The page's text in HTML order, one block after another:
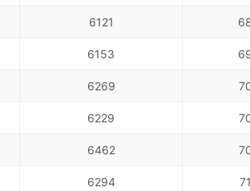
6121
6153
6269
6229
6462
6294